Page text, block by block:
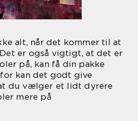
alt, når det kommer til at
er også vigtigt, at det er
på, kan få din pakke
kan det godt give
du vælger et lidt dyrere
mere på